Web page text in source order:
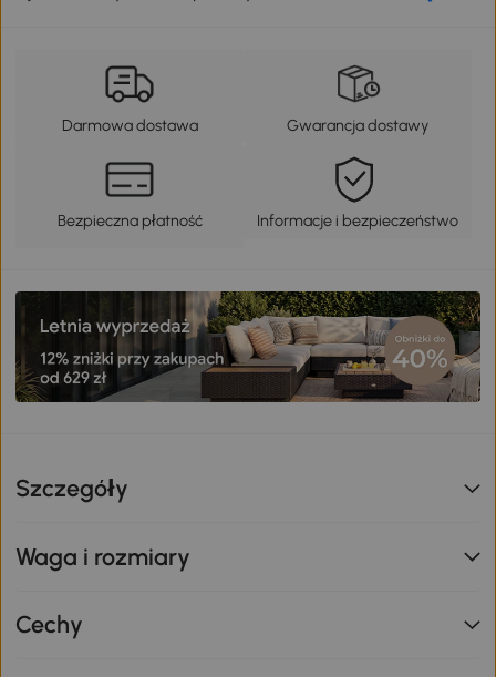
Darmowa dostawa Gwarancja dostawy
Bezpieczna płatność Informacje i bezpieczeństwo
Szczegóły
Waga i rozmiary
Cechy